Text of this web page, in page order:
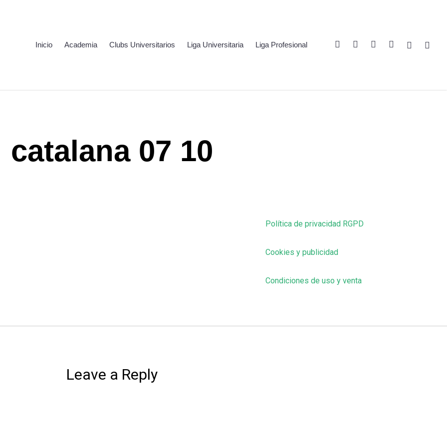
Inicio Academia Clubs Universitarios Liga Universitaria Liga Profesional Twitter LinkedinYoutubeInstagramSpotify Twitch
catalana 07 10
Política de privacidad RGPD
Cookies y publicidad
Condiciones de uso y venta
Leave a Reply